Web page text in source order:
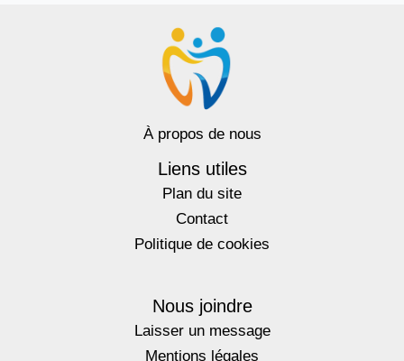
À propos de nous
Liens utiles
Plan du site
Contact
Politique de cookies
Nous joindre
Laisser un message
Mentions légales